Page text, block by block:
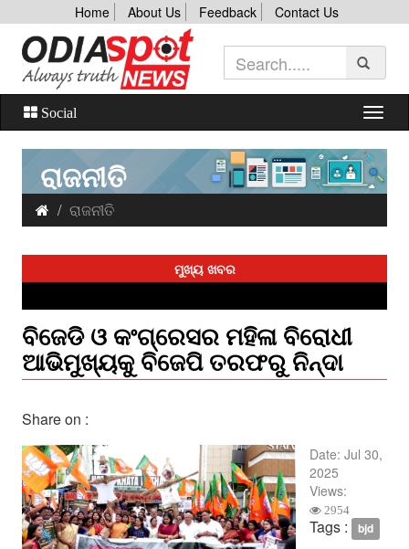
Home About Us Feedback Contact Us
Social
ରାଜନୀତି
ରାଜନୀତି
ମୁଖ୍ୟ ଖବର
ବିଜେଡି ଓ କଂଗ୍ରେସର ମହିଳା ବିରୋଧୀ
ଆଭିମୁଖ୍ୟକୁ ବିଜେପି ତରଫରୁ ନିନ୍ଦା
Share on :
Date: Jul 30,
2025
Views:
2954
Tags : bjd